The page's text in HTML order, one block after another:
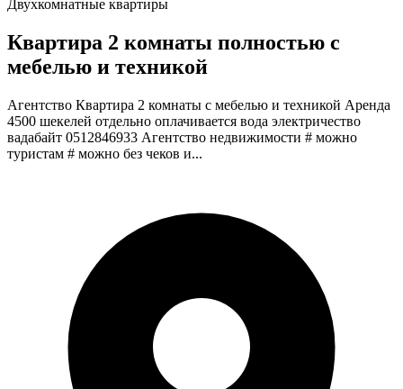
Двухкомнатные квартиры
Квартира 2 комнаты полностью с
мебелью и техникой
Агентство Квартира 2 комнаты с мебелью и техникой Аренда
4500 шекелей отдельно оплачивается вода электричество
вадабайт 0512846933 Агентство недвижимости # можно
туристам # можно без чеков и...